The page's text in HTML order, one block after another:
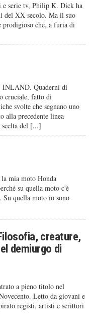
serie tv, Philip K. Dick ha
del XX secolo. Ma il suo
prodigioso che, a furia di
INLAND. Quaderni di
cruciale, fatto di
svolte che segnano uno
alla precedente linea
del [...]
mia moto Honda
su quella moto c'è
Su quella moto io sono
creature,
demiurgo di
a pieno titolo nel
Letto da giovani e
registi, artisti e scrittori